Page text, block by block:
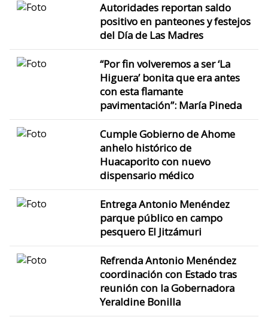
Autoridades reportan saldo
positivo en panteones y festejos
del Día de Las Madres
“Por fin volveremos a ser ‘La
Higuera’ bonita que era antes
con esta flamante
pavimentación”: María Pineda
Cumple Gobierno de Ahome
anhelo histórico de
Huacaporito con nuevo
dispensario médico
Entrega Antonio Menéndez
parque público en campo
pesquero El Jitzámuri
Refrenda Antonio Menéndez
coordinación con Estado tras
reunión con la Gobernadora
Yeraldine Bonilla